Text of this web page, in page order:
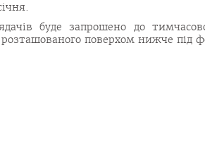
буде запрошено до
поверхом нижче під